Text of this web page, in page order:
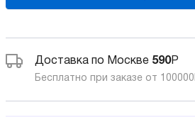
Доставка по Москве 590Р
Бесплатно при заказе от 100000